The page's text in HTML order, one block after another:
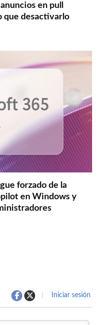
en pull
que desactivarlo
forzado de la
en Windows y
Iniciar sesión